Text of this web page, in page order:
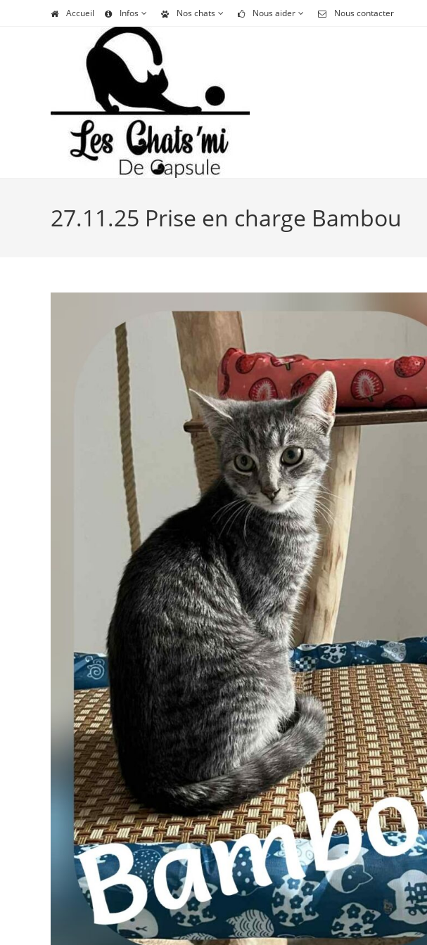
Accueil Infos Nos chats Nous aider Nous contacter
27.11.25 Prise en charge Bambou